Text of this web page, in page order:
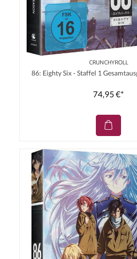
CRUNCHYROLL
86: Eighty Six - Staffel 1
74,95 €*